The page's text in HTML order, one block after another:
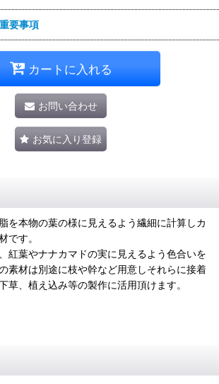
要事項
カートに入れる
お問い合わせ
お気に入り登録
を本物の葉の様に見えるよう繊細に計算しカ
です。
紅葉やナナカマドの実に見えるよう色合いを
素材は別途に枝や幹など用意しそれらに接着
草、植え込み等の製作に活用頂けます。